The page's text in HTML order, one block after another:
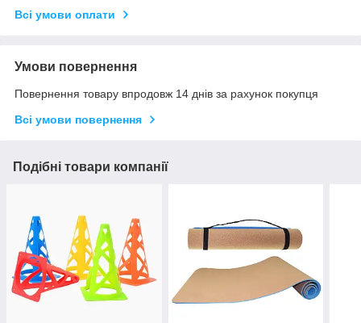
Всі умови оплати
Умови повернення
Повернення товару впродовж 14 днів за рахунок покупця
Всі умови повернення
Подібні товари компанії